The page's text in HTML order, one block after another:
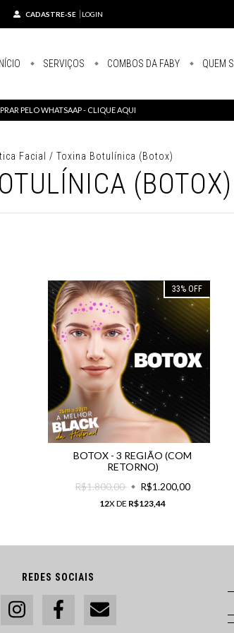
CADASTRE-SE LOGIN
INÍCIO SERVIÇOS COMBOS DA FABY QUEM
PELO WHATSAAP - CLIQUE AQUI
Facial / Toxina Botulínica (Botox)
(BOTOX)
33%OFF
BOTOX - 3 REGIÃO (COM
RETORNO)
R$1.800,00
R$1.200,00
12X DE R$123,44
REDES SOCIAIS